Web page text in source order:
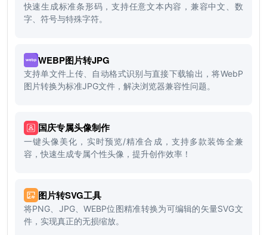
快速生成标准条形码，支持任意文本内容，兼容中文、数
字、符号与特殊字符。
WEBP图片转JPG
支持单文件上传、自动格式识别与直接下载输出，将WebP
图片转换为标准JPG文件，解决浏览器兼容性问题。
国庆专属头像制作
一键头像美化，实时预览/精准合成，支持多款装饰全兼
容，快速生成专属个性头像，提升创作效率！
图片转SVG工具
将PNG、JPG、WEBP位图精准转换为可编辑的矢量SVG文
件，实现真正的无损缩放。